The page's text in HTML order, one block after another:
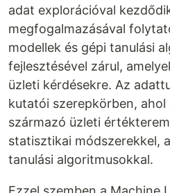
adat explorációval
megfogalmazásával
modellek és gépi tanulási
fejlesztésével zárul,
üzleti kérdésekre. Az
kutatói szerepkörben,
származó üzleti
statisztikai módszerekkel,
tanulási algoritmusokkal.